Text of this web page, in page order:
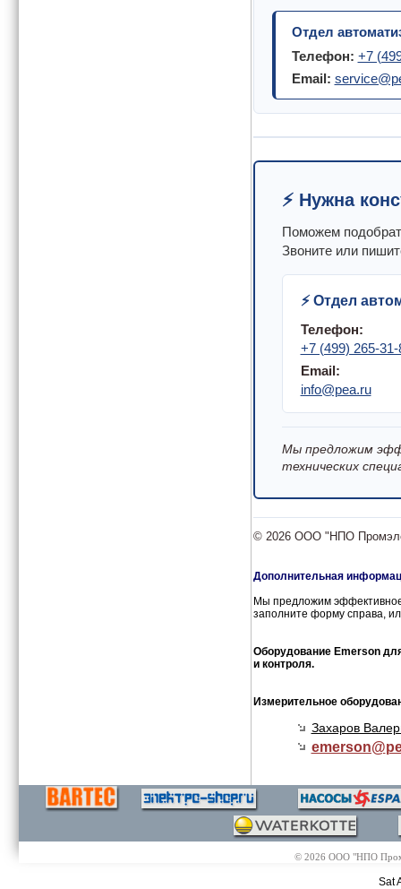
Отдел
Телефон: +7
Email:
⚡ Нужна
Поможем
Звоните или
⚡ Отдел
Телефон:
+7 (499) 265-31-
Email:
info@pea.ru
Мы предложим
технических
© 2026 ООО "НПО
Дополнительная
Мы предложим
заполните форму справа,
Оборудование Emerson
и контроля.
Измерительное
Захаров
emerson@
© 2026 ООО "НПО
Sat